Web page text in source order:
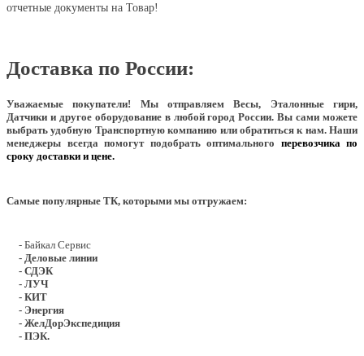
отчетные документы на Товар!
Доставка по России:
Уважаемые покупатели! Мы отправляем Весы, Эталонные гири,
Датчики и другое оборудование в любой город России. Вы сами можете
выбрать удобную Транспортную компанию или обратиться к нам. Наши
менеджеры всегда помогут подобрать оптимального перевозчика по
сроку доставки и цене.
Самые популярные ТК, которыми мы отгружаем:
- Байкал Сервис
- Деловые линии
- СДЭК
- ЛУЧ
- КИТ
- Энергия
- ЖелДорЭкспедиция
- ПЭК.